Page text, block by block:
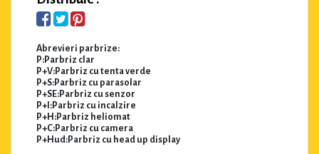
Abrevieri parbrize:
P:Parbriz clar
P+V:Parbriz cu tenta verde
P+S:Parbriz cu parasolar
P+SE:Parbriz cu senzor
P+I:Parbriz cu incalzire
P+H:Parbriz heliomat
P+C:Parbriz cu camera
P+Hud:Parbriz cu head up display